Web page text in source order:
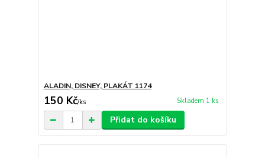
ALADIN, DISNEY, PLAKÁT 1174
150 Kč/ks Skladem 1 ks
Přidat do košíku